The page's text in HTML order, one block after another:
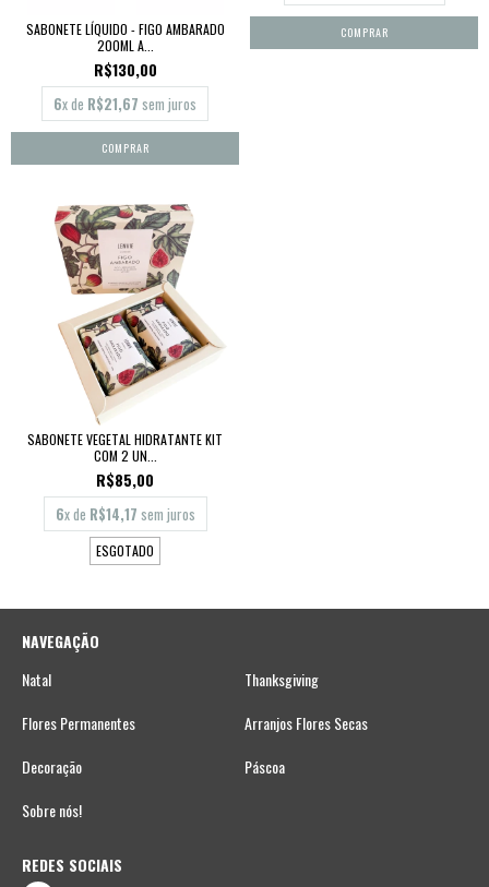
SABONETE LÍQUIDO - FIGO AMBARADO
200ML A...
R$130,00
6x de R$21,67 sem juros
SABONETE VEGETAL HIDRATANTE KIT
COM 2 UN...
R$85,00
6x de R$14,17 sem juros
ESGOTADO
NAVEGAÇÃO
Natal
Thanksgiving
Flores Permanentes
Arranjos Flores Secas
Decoração
Páscoa
Sobre nós!
REDES SOCIAIS